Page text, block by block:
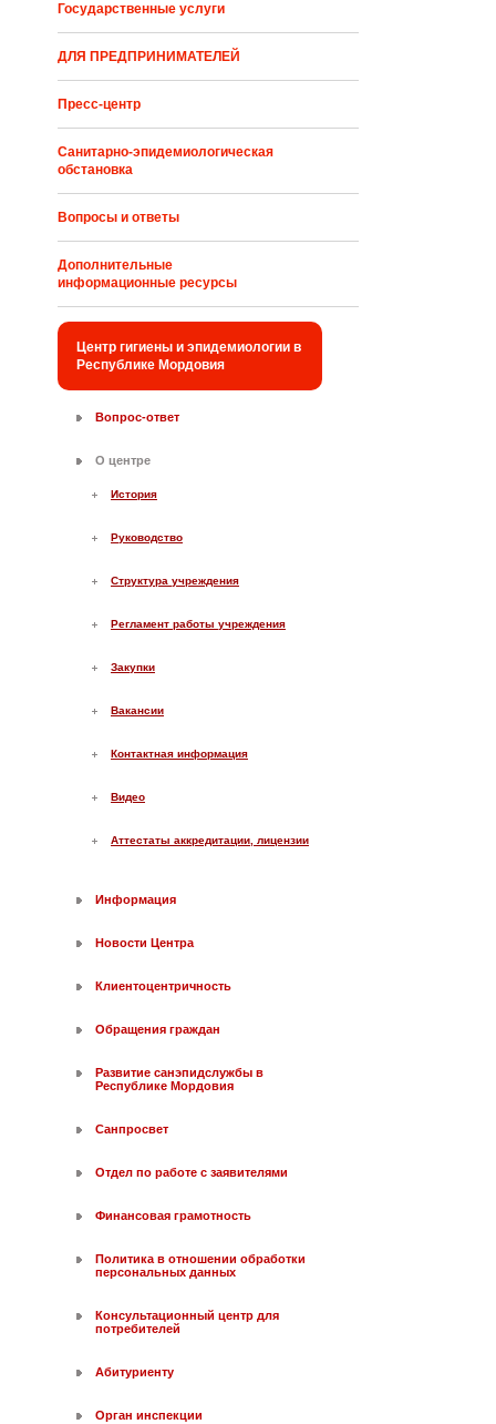
Государственные услуги
ДЛЯ ПРЕДПРИНИМАТЕЛЕЙ
Пресс-центр
Санитарно-эпидемиологическая
обстановка
Вопросы и ответы
Дополнительные
информационные ресурсы
Центр гигиены и эпидемиологии в
Республике Мордовия
Вопрос-ответ
О центре
История
Руководство
Структура учреждения
Регламент работы учреждения
Закупки
Вакансии
Контактная информация
Видео
Аттестаты аккредитации, лицензии
Информация
Новости Центра
Клиентоцентричность
Обращения граждан
Развитие санэпидслужбы в
Республике Мордовия
Санпросвет
Отдел по работе с заявителями
Финансовая грамотность
Политика в отношении обработки
персональных данных
Консультационный центр для
потребителей
Абитуриенту
Орган инспекции